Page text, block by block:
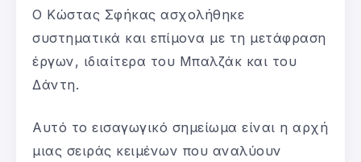
O Κώστας Σφήκας ασχολήθηκε
συστηματικά και επίμονα με τη μετάφραση
έργων, ιδιαίτερα του Μπαλζάκ και του
Δάντη.
Αυτό το εισαγωγικό σημείωμα είναι η αρχή
μιας σειράς κειμένων που αναλύουν